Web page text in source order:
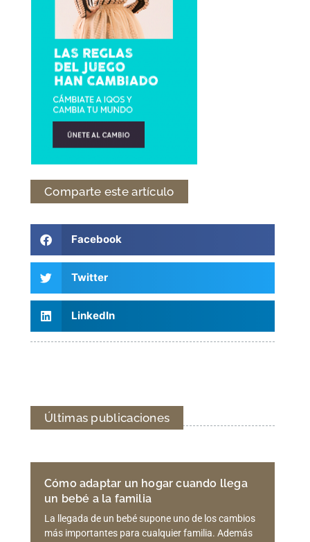
Comparte este artículo
Facebook
Twitter
LinkedIn
Últimas publicaciones
Cómo adaptar un hogar cuando llega
un bebé a la familia
La llegada de un bebé supone uno de los cambios
más importantes para cualquier familia. Además